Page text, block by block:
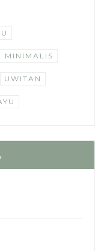
MINIMALIS
UWITAN